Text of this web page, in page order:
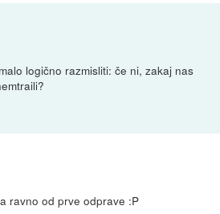
logično razmisliti: če ni, zakaj nas
ravno od prve odprave :P